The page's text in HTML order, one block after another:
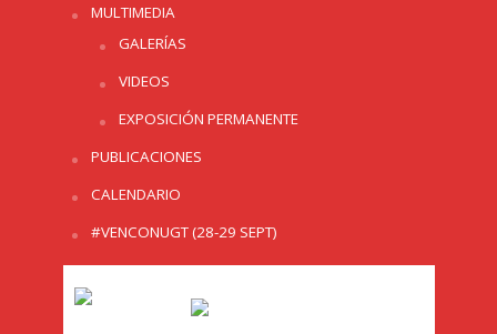
MULTIMEDIA
GALERÍAS
VIDEOS
EXPOSICIÓN PERMANENTE
PUBLICACIONES
CALENDARIO
#VENCONUGT (28-29 SEPT)